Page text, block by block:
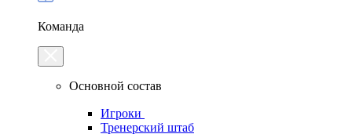
Команда
Основной состав
Игроки
Тренерский штаб